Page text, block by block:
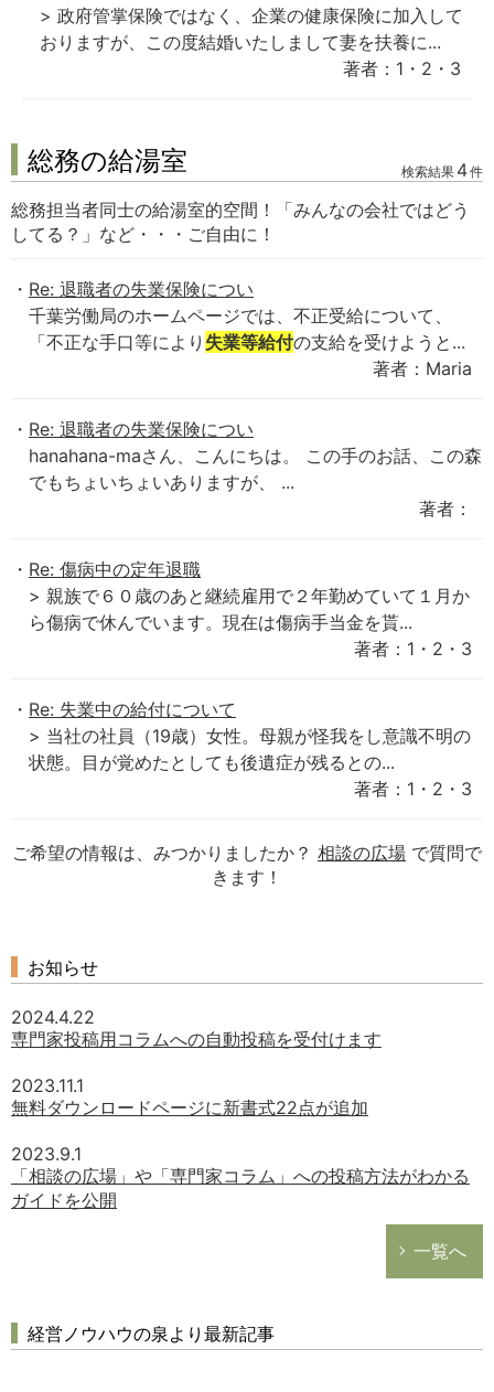
> 政府管掌保険ではなく、企業の健康保険に加入して
おりますが、この度結婚いたしまして妻を扶養に...
著者：1・2・3
総務の給湯室 検索結果 4件
総務担当者同士の給湯室的空間！「みんなの会社ではどう
してる？」など・・・ご自由に！
Re: 退職者の失業保険につい
千葉労働局のホームページでは、不正受給について、
「不正な手口等により 失業等給付の支給を受けようと...
著者：Maria
Re: 退職者の失業保険につい
hanahana-maさん、こんにちは。 この手のお話、この森
でもちょいちょいありますが、 ...
著者：
Re: 傷病中の定年退職
> 親族で６０歳のあと継続雇用で２年勤めていて１月か
ら傷病で休んでいます。現在は傷病手当金を貰...
著者：1・2・3
Re: 失業中の給付について
> 当社の社員（19歳）女性。母親が怪我をし意識不明の
状態。目が覚めたとしても後遺症が残るとの...
著者：1・2・3
ご希望の情報は、みつかりましたか？ 相談の広場 で質問で
きます！
お知らせ
2024.4.22
専門家投稿用コラムへの自動投稿を受付けます
2023.11.1
無料ダウンロードページに新書式22点が追加
2023.9.1
「相談の広場」や「専門家コラム」への投稿方法がわかる
ガイドを公開
一覧へ
経営ノウハウの泉より最新記事